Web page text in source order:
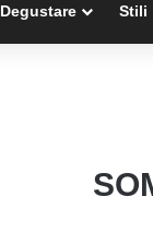
Degustare Stili